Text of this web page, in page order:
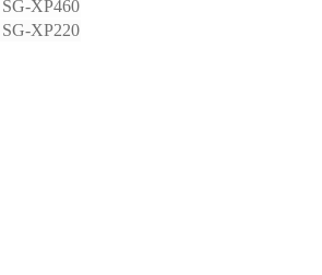
XP460
XP220